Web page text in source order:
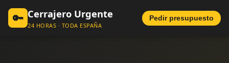
🔑 Cerrajero Urgente
24 HORAS · TODA ESPAÑA
Pedir presupuesto